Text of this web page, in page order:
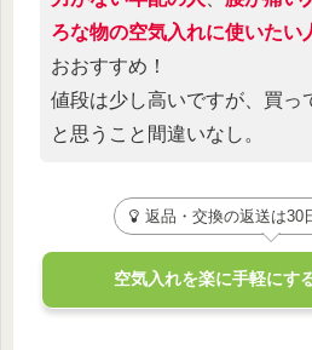
ろな物の空気入れに使いたい
おおすすめ！
値段は少し高いですが、買っ
と思うこと間違いなし。
返品・交換の返送は30
空気入れを楽に手軽にす